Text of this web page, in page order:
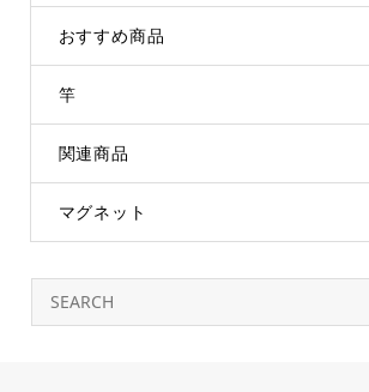
おすすめ商品
竿
関連商品
マグネット